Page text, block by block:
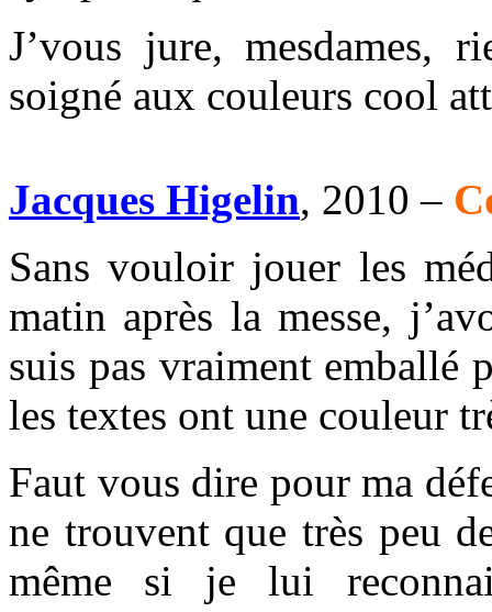
J’vous jure,
soigné aux couleurs cool
Jacques Higelin, 2010 –
Sans vouloir jouer les
matin après la messe,
suis pas vraiment emballé
les textes ont une couleur
Faut vous dire pour ma
ne trouvent que très peu
même si je lui